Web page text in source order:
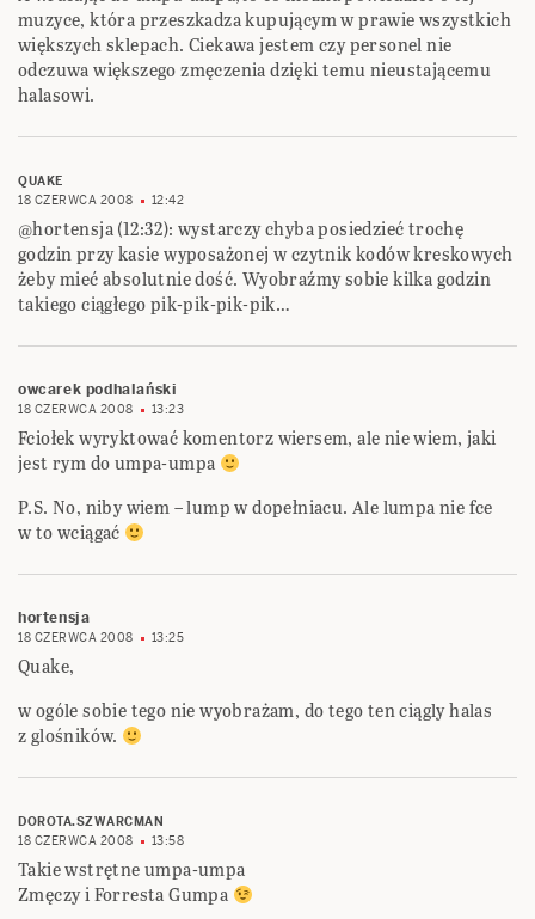
muzyce, która przeszkadza kupującym w prawie wszystkich
większych sklepach. Ciekawa jestem czy personel nie
odczuwa większego zmęczenia dzięki temu nieustającemu
halasowi.
QUAKE
18 CZERWCA 2008
12:42
@hortensja (12:32): wystarczy chyba posiedzieć trochę
godzin przy kasie wyposażonej w czytnik kodów kreskowych
żeby mieć absolutnie dość. Wyobraźmy sobie kilka godzin
takiego ciągłego pik-pik-pik-pik…
owcarek podhalański
18 CZERWCA 2008 13:23
Fciołek wyryktować komentorz wiersem, ale nie wiem, jaki
jest rym do umpa-umpa
P.S. No, niby wiem – lump w dopełniacu. Ale lumpa nie fce
w to wciągać
hortensja
18 CZERWCA 2008 13:25
Quake,
w ogóle sobie tego nie wyobrażam, do tego ten ciągly halas
z glośników.
DOROTA.SZWARCMAN
18 CZERWCA 2008
13:58
Takie wstrętne umpa-umpa
Zmęczy i Forresta Gumpa